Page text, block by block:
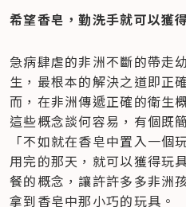
希望香皂，勤洗手就可以獲
急病肆虐的非洲不斷的帶走
生，最根本的解決之道即正
而，在非洲傳遞正確的衛生
這些概念談何容易，有個既
「不如就在香皂中置入一個
用完的那天，就可以獲得玩
餐的概念，讓許許多多非洲
拿到香皂中那小巧的玩具。